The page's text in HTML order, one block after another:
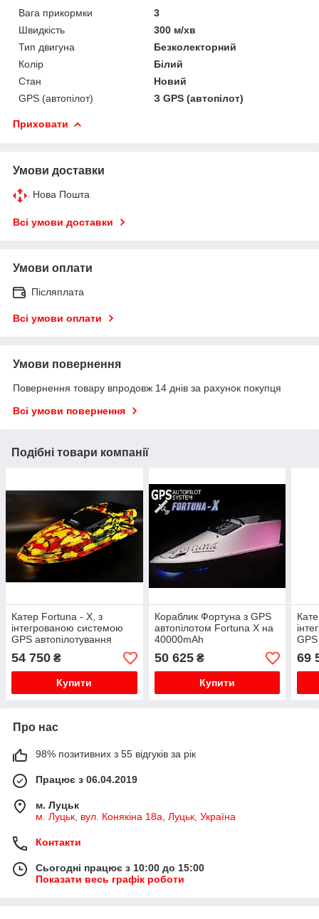
Вага прикормки
3
Швидкість
300 м/хв
Тип двигуна
Безколекторний
Колір
Білий
Стан
Новий
GPS (автопілот)
З GPS (автопілот)
Приховати
Умови доставки
Нова Пошта
Всі умови доставки
Умови оплати
Післяплата
Всі умови оплати
Умови повернення
Повернення товару впродовж 14 днів за рахунок покупця
Всі умови повернення
Подібні товари компанії
Катер Fortuna - X, з
інтегрованою системою
GPS автопілотування
Fortuna - X з
акумулятором на 50000
Mah
54 750 ₴
Купити
Кораблик Фортуна з GPS
автопілотом Fortuna X на
40000mAh
50 625₴
Купити
GPS
69
Про нас
98% позитивних з 55 відгуків за рік
Працює з 06.04.2019
м. Луцьк
м. Луцьк, вул. Конякіна 18а, Луцьк, Україна
Контакти
Сьогодні працює з 10:00 до 15:00
Показати весь графік роботи